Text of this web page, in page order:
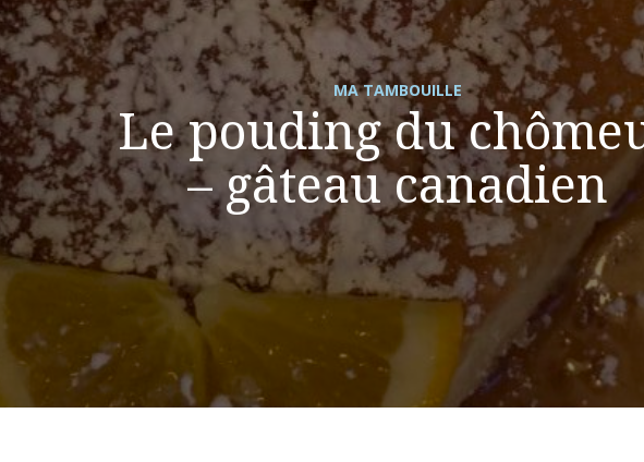
MA TAMBOUILLE
Le pouding du
– gâteau canadien